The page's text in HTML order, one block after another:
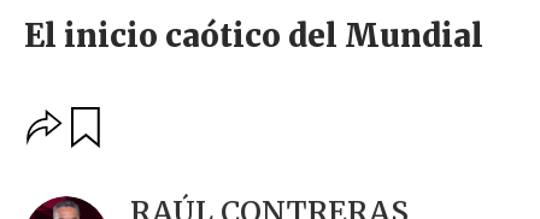
El inicio caótico del Mundial
O
p
o